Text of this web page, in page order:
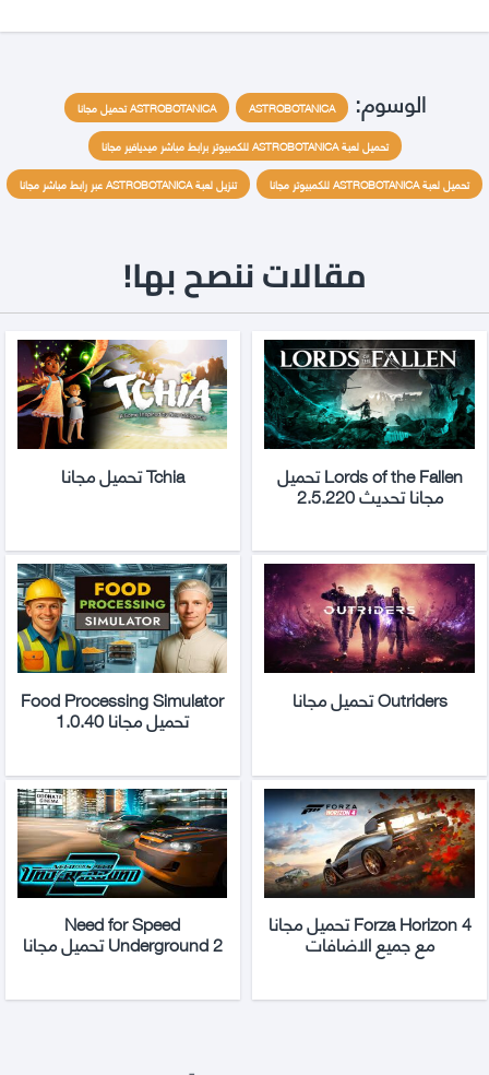
الوسوم: ASTROBOTANICA
ASTROBOTANICA تحميل مجانا
تحميل لعبة ASTROBOTANICA للكمبيوتر برابط مباشر ميديافير مجانا
تحميل لعبة ASTROBOTANICA للكمبيوتر مجانا
تنزيل لعبة ASTROBOTANICA عبر رابط مباشر مجانا
مقالات ننصح بها!
Lords of the Fallen تحميل
مجانا تحديث 2.5.220
Tchia تحميل مجانا
Outriders تحميل مجانا Food Processing Simulator
تحميل مجانا 1.0.40
Forza Horizon 4 تحميل مجانا
مع جميع الاضافات
Need for Speed
Underground 2 تحميل مجانا